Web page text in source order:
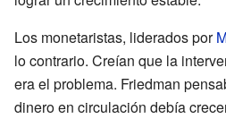
Los monetaristas, liderados por
lo contrario. Creían que la
era el problema. Friedman
dinero en circulación debía